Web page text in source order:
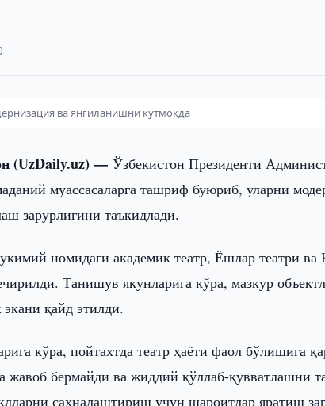
ва янгиланишни кутмоқда
(UzDaily.uz) —Ўзбекистон Президенти
муассасаларга ташриф буюриб, уларни
зарурлигини таъкидлади.
номидаги академик театр, Ёшлар театри ва
Танишув якунларига кўра, мазкур
қайд этилди.
кўра, пойтахтда театр ҳаёти фаол бўлишига
жавоб бермайди ва жиддий қўллаб-қувватлашни
саҳналаштириш учун шароитлар яратиш